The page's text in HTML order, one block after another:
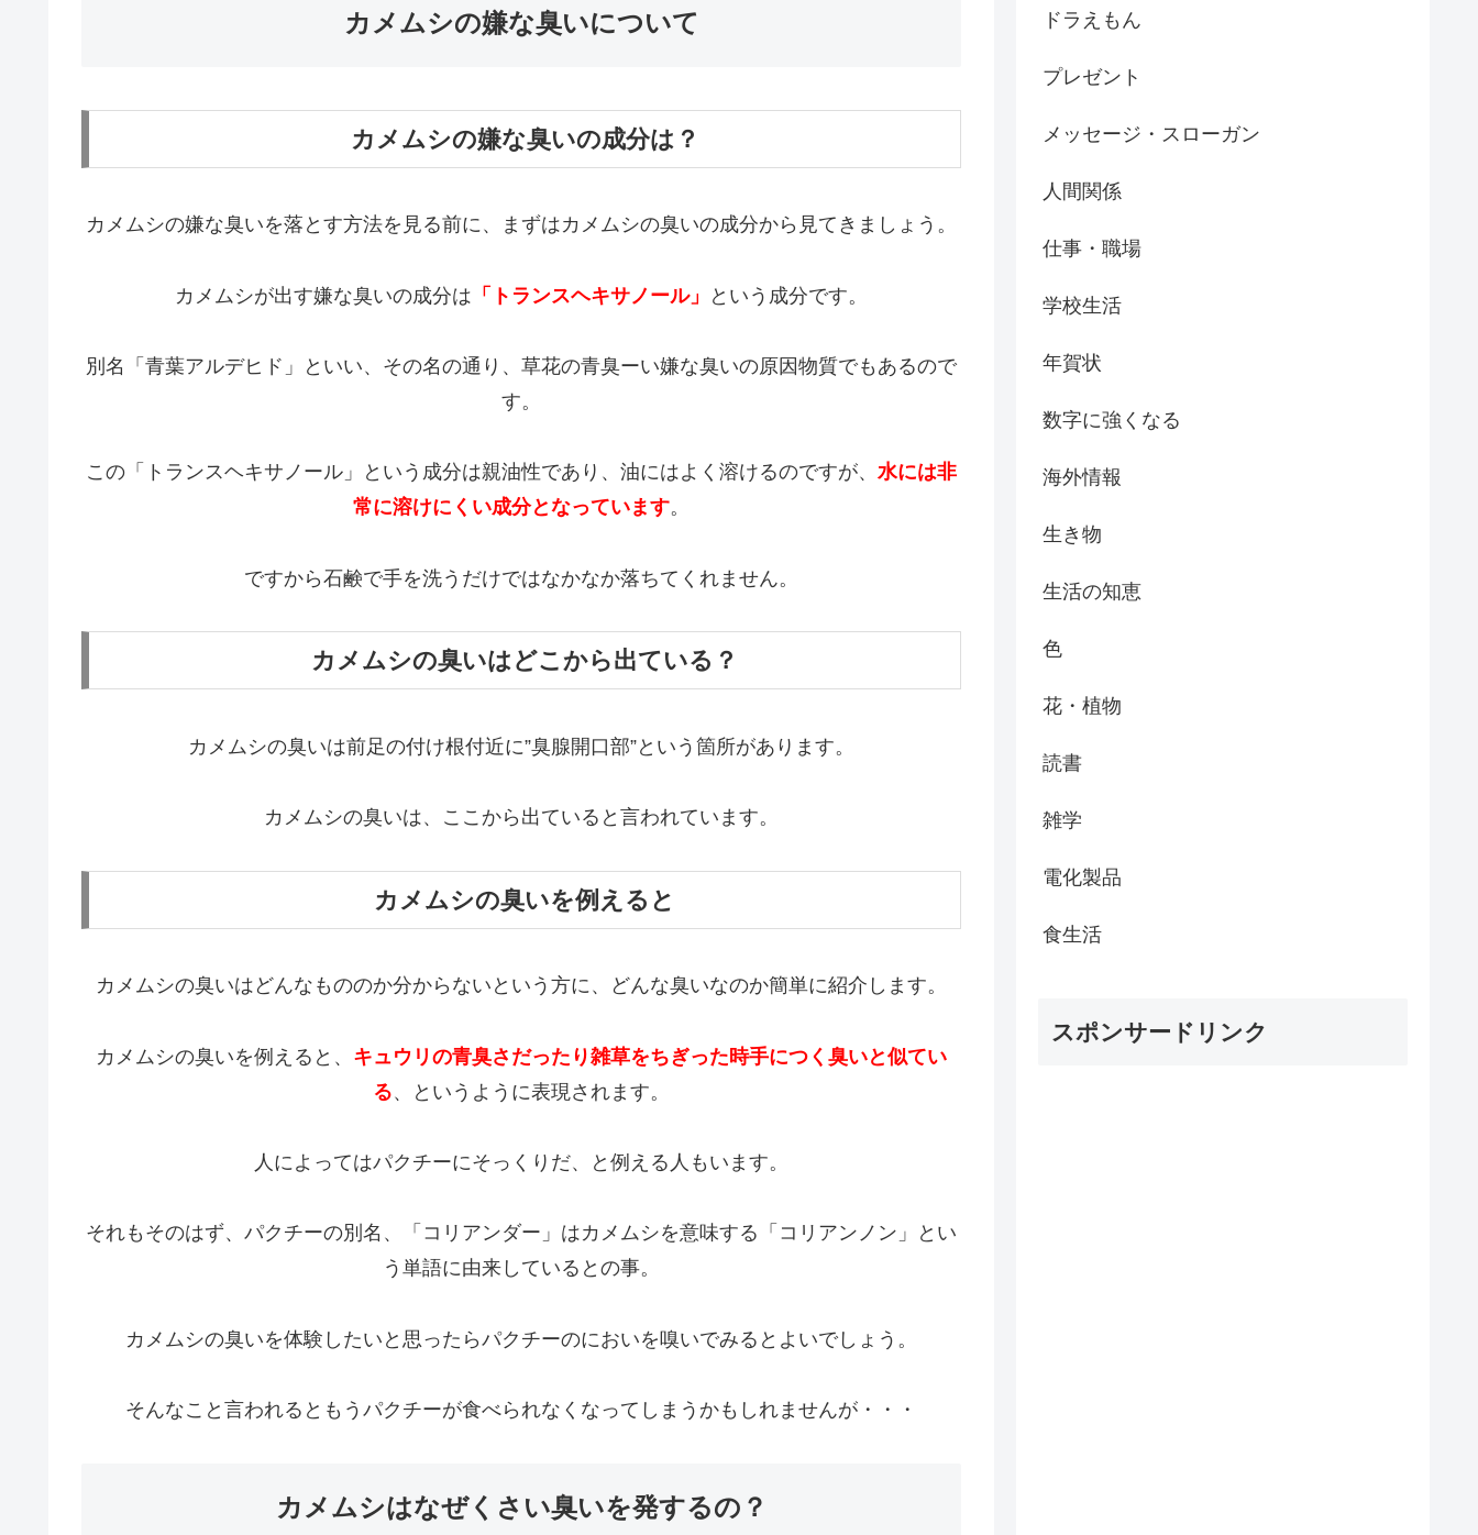
カメムシの嫌な臭いについて
カメムシの嫌な臭いの成分は？
カメムシの嫌な臭いを落とす方法を見る前に、まずはカメムシの臭いの成分から見てきましょう。
カメムシが出す嫌な臭いの成分は 「トランスヘキサノール」 という成分です。
別名「青葉アルデヒド」といい、その名の通り、草花の青臭ーい嫌な臭いの原因物質でもあるので
す。
この「トランスヘキサノール」という成分は親油性であり、油にはよく溶けるのですが、 水には非
常に溶けにくい成分となっています。
ですから石鹸で手を洗うだけではなかなか落ちてくれません。
カメムシの臭いはどこから出ている？
カメムシの臭いは前足の付け根付近に”臭腺開口部”という箇所があります。
カメムシの臭いは、ここから出ていると言われています。
カメムシの臭いを例えると
カメムシの臭いはどんなもののか分からないという方に、どんな臭いなのか簡単に紹介します。
カメムシの臭いを例えると、 キュウリの青臭さだったり雑草をちぎった時手につく臭いと似てい
る、というように表現されます。
人によってはパクチーにそっくりだ、と例える人もいます。
それもそのはず、パクチーの別名、「コリアンダー」はカメムシを意味する「コリアンノン」とい
う単語に由来しているとの事。
カメムシの臭いを体験したいと思ったらパクチーのにおいを嗅いでみるとよいでしょう。
そんなこと言われるともうパクチーが食べられなくなってしまうかもしれませんが・・・
カメムシはなぜくさい臭いを発するの？
ドラえもん
プレゼント
メッセージ・スローガン
人間関係
仕事・職場
学校生活
年賀状
数字に強くなる
海外情報
生き物
生活の知恵
色
花・植物
読書
雑学
電化製品
食生活
スポンサードリンク